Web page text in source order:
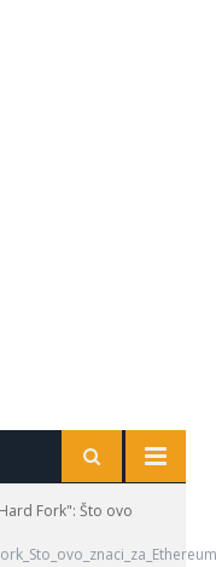
Fork": Što ovo